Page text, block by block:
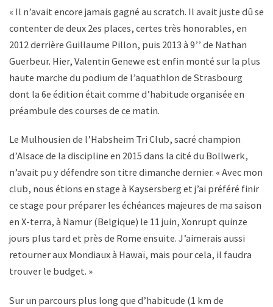
« Il n’avait encore jamais gagné au scratch. Il avait juste dû se
contenter de deux 2es places, certes très honorables, en
2012 derrière Guillaume Pillon, puis 2013 à 9’’ de Nathan
Guerbeur. Hier, Valentin Genewe est enfin monté sur la plus
haute marche du podium de l’aquathlon de Strasbourg
dont la 6e édition était comme d’habitude organisée en
préambule des courses de ce matin.
Le Mulhousien de l’Habsheim Tri Club, sacré champion
d’Alsace de la discipline en 2015 dans la cité du Bollwerk,
n’avait pu y défendre son titre dimanche dernier. « Avec mon
club, nous étions en stage à Kaysersberg et j’ai préféré finir
ce stage pour préparer les échéances majeures de ma saison
en X-terra, à Namur (Belgique) le 11 juin, Xonrupt quinze
jours plus tard et près de Rome ensuite. J’aimerais aussi
retourner aux Mondiaux à Hawaï, mais pour cela, il faudra
trouver le budget. »
Sur un parcours plus long que d’habitude (1 km de